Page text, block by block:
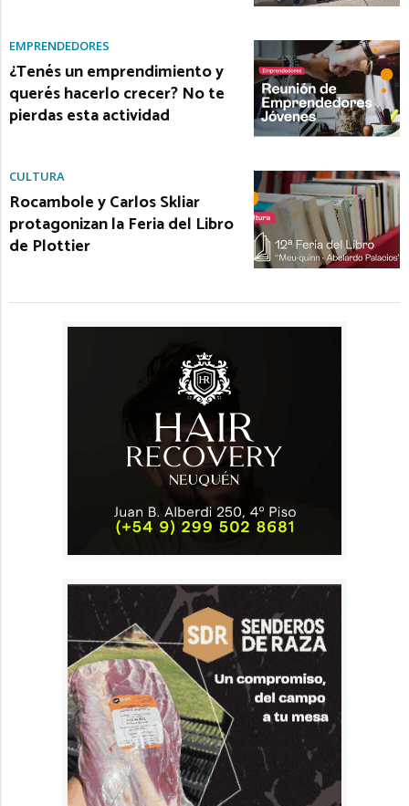
EMPRENDEDORES
¿Tenés un emprendimiento y
querés hacerlo crecer? No te
pierdas esta actividad
CULTURA
Rocambole y Carlos Skliar
protagonizan la Feria del Libro
de Plottier